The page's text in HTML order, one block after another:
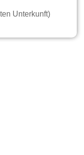
Unterkunft)